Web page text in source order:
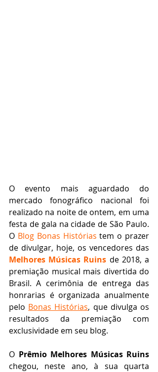
O evento mais aguardado do
mercado fonográfico nacional foi
realizado na noite de ontem, em uma
festa de gala na cidade de São Paulo.
O Blog Bonas Histórias tem o prazer
Melhores Músicas Ruins de 2018, a
premiação musical mais divertida do
Brasil. A cerimônia de entrega das
honrarias é organizada anualmente
pelo Bonas Histórias, que divulga os
resultados da premiação com
exclusividade em seu blog.
O Prêmio Melhores Músicas Ruins
chegou, neste ano, à sua quarta